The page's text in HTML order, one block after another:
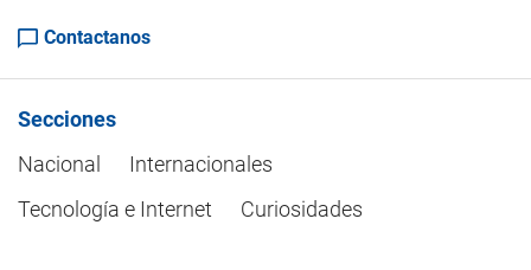
Contactanos
Secciones
Nacional
Internacionales
Tecnología e Internet
Curiosidades